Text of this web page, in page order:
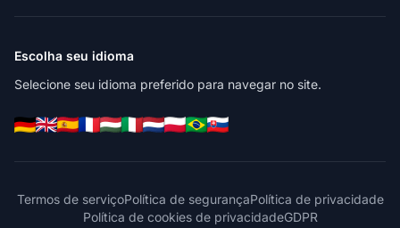
Escolha seu idioma
Selecione seu idioma preferido para navegar no site.
Termos de serviçoPolítica de segurançaPolítica de privacidade
Política de cookies de privacidadeGDPR